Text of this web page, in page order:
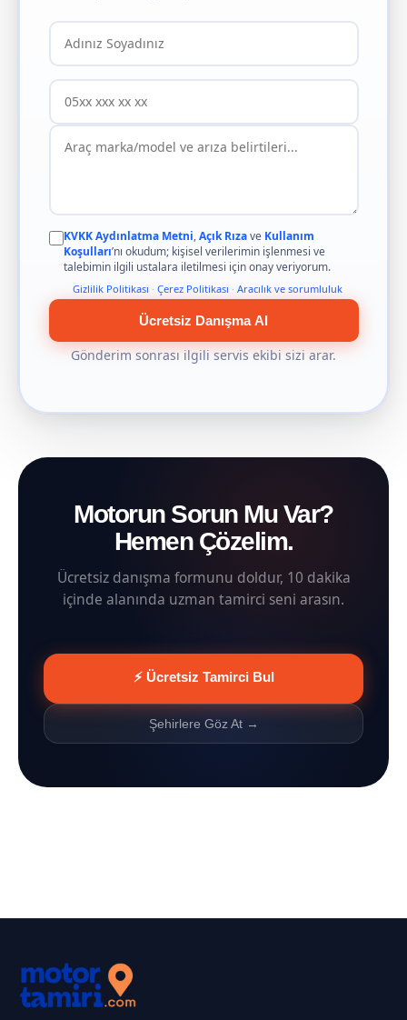
KVKK Aydınlatma Metni,Açık Rızave Kullanım
Koşulları’nı okudum; kişisel verilerimin işlenmesi ve
talebimin ilgili ustalara iletilmesi için onay veriyorum.
Gizlilik Politikası · Çerez Politikası · Aracılık ve sorumluluk
Ücretsiz Danışma Al
Gönderim sonrası ilgili servis ekibi sizi arar.
Motorun Sorun Mu Var?
Hemen Çözelim.
Ücretsiz danışma formunu doldur, 10 dakika
içinde alanında uzman tamirci seni arasın.
⚡ Ücretsiz Tamirci Bul
Şehirlere Göz At →